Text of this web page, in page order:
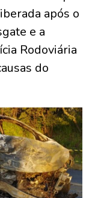
após o
e a
Rodoviária
do